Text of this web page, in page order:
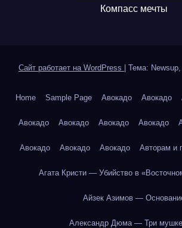
Компасс мечты
Сайт работает на WordPress Тема: Newsup,
Home Sample Page Авокадо Авокадо
Авокадо Авокадо Авокадо Авокадо
Авокадо Авокадо Авокадо Авторам и
Агата Кристи — Убийство в
Айзек Азимов —
Александр Дюма — Три